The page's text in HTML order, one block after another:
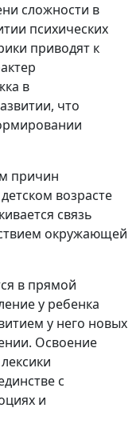
сложности в
психических
приводят к
в
что
причин
возрасте
связь
окружающей
в прямой
у ребенка
у него новых
Освоение
с
и